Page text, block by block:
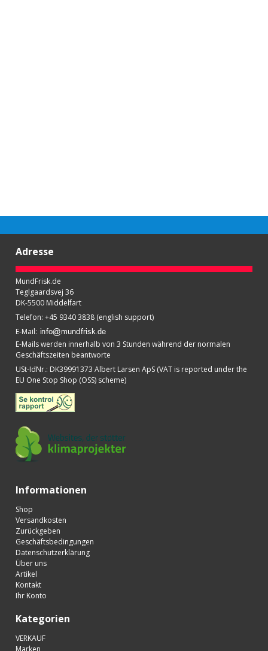
Adresse
MundFrisk.de
Teglgaardsvej 36
DK-5500 Middelfart
Telefon: +45 9340 3838 (english support)
E-Mail:
E-Mails werden innerhalb von 3 Stunden während der normalen
Geschäftszeiten beantworte
USt-IdNr.: DK39991373 Albert Larsen ApS (VAT is reported under the
EU One Stop Shop (OSS) scheme)
Informationen
Shop
Versandkosten
Zurückgeben
Geschäftsbedingungen
Datenschutzerklärung
Über uns
Artikel
Kontakt
Ihr Konto
Kategorien
VERKAUF